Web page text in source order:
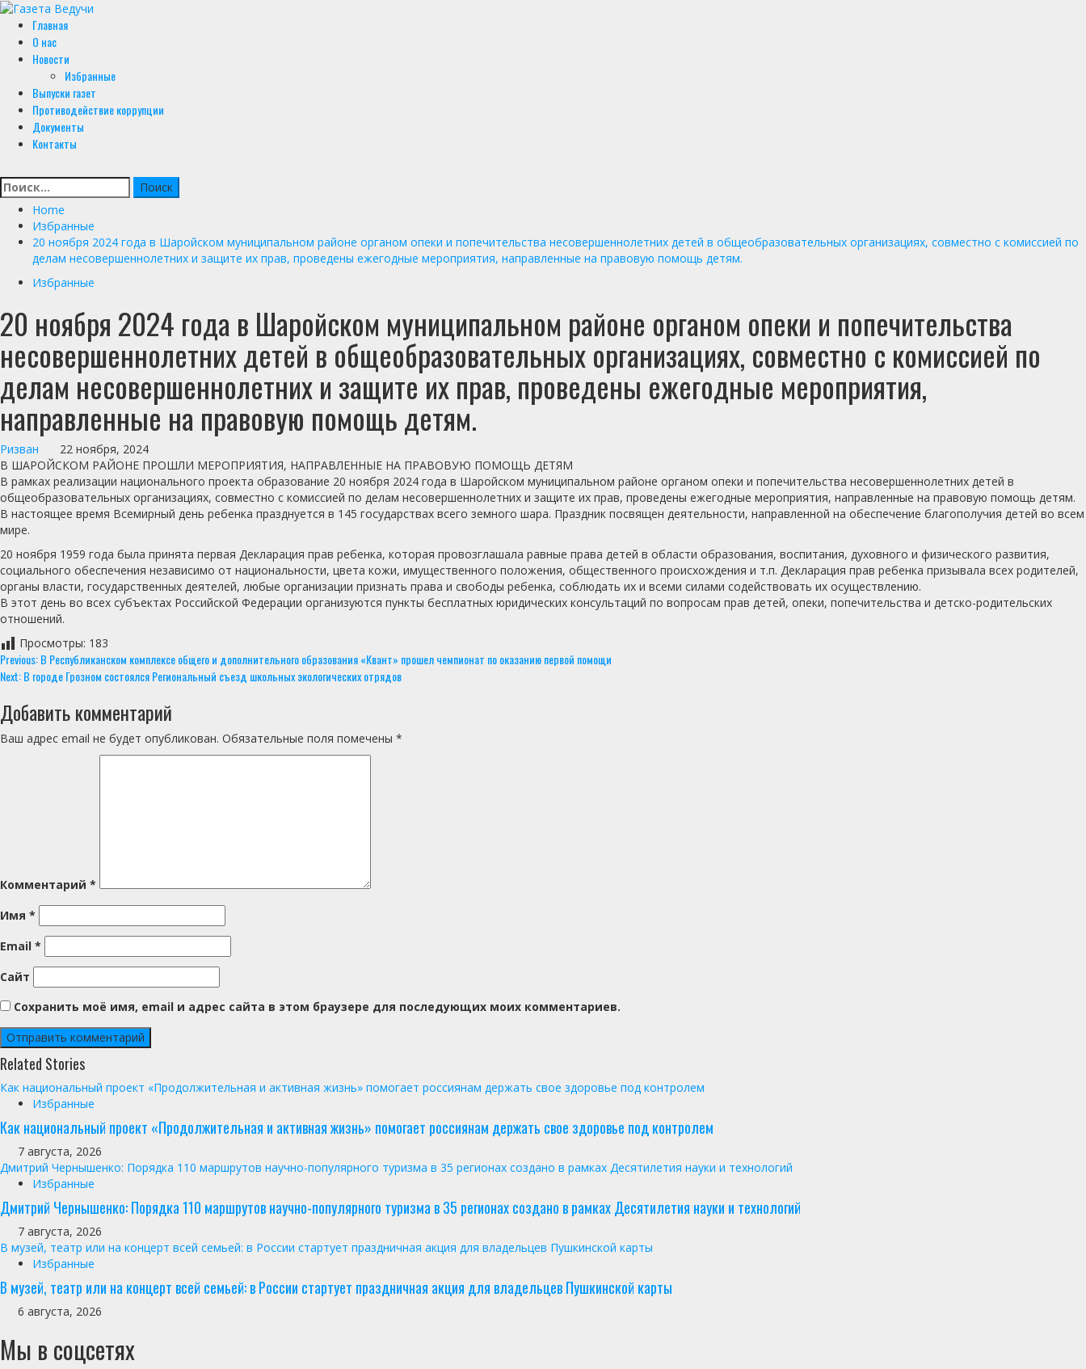
Skip
content
Primary
Menu
Главная
О нас
Новости
Избранные
Выпуски газет
Противодействие коррупции
Документы
Контакты
Найти:
Home
Избранные
20 ноября 2024 года в Шаройском муниципальном районе органом опеки и попечительства несовершеннолетних детей в общеобразовательных организациях, совместно с комиссией по
делам несовершеннолетних и защите их прав, проведены ежегодные мероприятия, направленные на правовую помощь детям.
Избранные
20 ноября 2024 года в Шаройском муниципальном районе органом опеки и попечительства
несовершеннолетних детей в общеобразовательных организациях, совместно с комиссией по
делам несовершеннолетних и защите их прав, проведены ежегодные мероприятия,
направленные на правовую помощь детям.
Ризван
22 ноября, 2024
В ШАРОЙСКОМ РАЙОНЕ ПРОШЛИ МЕРОПРИЯТИЯ, НАПРАВЛЕННЫЕ НА ПРАВОВУЮ ПОМОЩЬ ДЕТЯМ
В рамках реализации национального проекта образование 20 ноября 2024 года в Шаройском муниципальном районе органом опеки и попечительства несовершеннолетних детей в
общеобразовательных организациях, совместно с комиссией по делам несовершеннолетних и защите их прав, проведены ежегодные мероприятия, направленные на правовую помощь детям.
В настоящее время Всемирный день ребенка празднуется в 145 государствах всего земного шара. Праздник посвящен деятельности, направленной на обеспечение благополучия детей во всем
мире.
20 ноября 1959 года была принята первая Декларация прав ребенка, которая провозглашала равные права детей в области образования, воспитания, духовного и физического развития,
социального обеспечения независимо от национальности, цвета кожи, имущественного положения, общественного происхождения и т.п. Декларация прав ребенка призывала всех родителей,
органы власти, государственных деятелей, любые организации признать права и свободы ребенка, соблюдать их и всеми силами содействовать их осуществлению.
В этот день во всех субъектах Российской Федерации организуются пункты бесплатных юридических консультаций по вопросам прав детей, опеки, попечительства и детско-родительских
отношений.
Просмотры: 183
Continue
Reading
Previous:В Республиканском комплексе общего и дополнительного образования «Квант» прошел чемпионат по оказанию первой помощи
Next:В городе Грозном состоялся Региональный съезд школьных экологических отрядов
Добавить комментарий
Ваш адрес email не будет опубликован. Обязательные поля помечены *
Комментарий *
Имя *
Email *
Сайт
Сохранить моё имя, email и адрес сайта в этом браузере для последующих моих комментариев.
Related Stories
Как национальный проект «Продолжительная и активная жизнь» помогает россиянам держать свое здоровье под контролем
Избранные
Как национальный проект «Продолжительная и активная жизнь» помогает россиянам держать свое здоровье под контролем
7 августа, 2026
Дмитрий Чернышенко: Порядка 110 маршрутов научно-популярного туризма в 35 регионах создано в рамках Десятилетия науки и технологий
Избранные
Дмитрий Чернышенко: Порядка 110 маршрутов научно-популярного туризма в 35 регионах создано в рамках Десятилетия науки и технологий
7 августа, 2026
В музей, театр или на концерт всей семьей: в России стартует праздничная акция для владельцев Пушкинской карты
Избранные
В музей, театр или на концерт всей семьей: в России стартует праздничная акция для владельцев Пушкинской карты
6 августа, 2026
Мы в соцсетях